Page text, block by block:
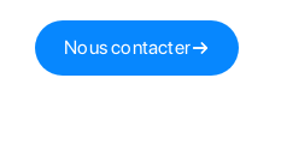
Nous contacter